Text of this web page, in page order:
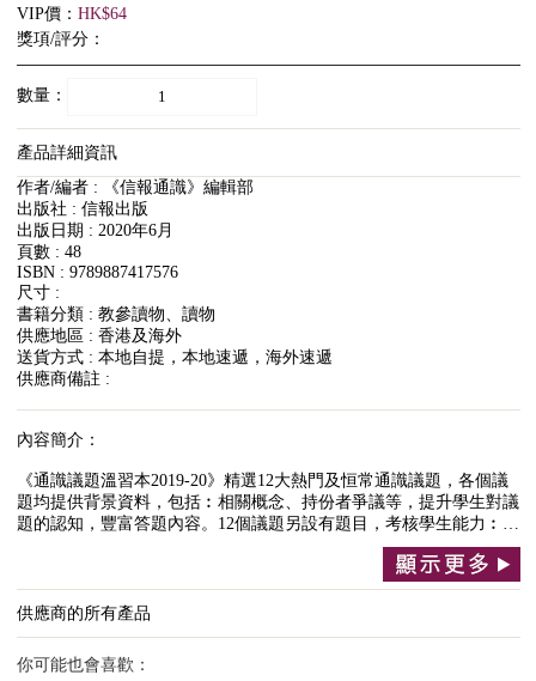
VIP價： HK$64
獎項/評分：
數量：
產品詳細資訊
作者/編者 : 《信報通識》編輯部
出版社 : 信報出版
出版日期 : 2020年6月
頁數 : 48
ISBN : 9789887417576
尺寸 :
書籍分類 : 教參讀物、讀物
供應地區 : 香港及海外
送貨方式 : 本地自提，本地速遞，海外速遞
供應商備註 :
內容簡介：
《通識議題溫習本2019-20》精選12大熱門及恒常通識議題，各個議
題均提供背景資料，包括︰相關概念、持份者爭議等，提升學生對議
題的認知，豐富答題內容。12個議題另設有題目，考核學生能力︰…
供應商的所有產品
你可能也會喜歡：